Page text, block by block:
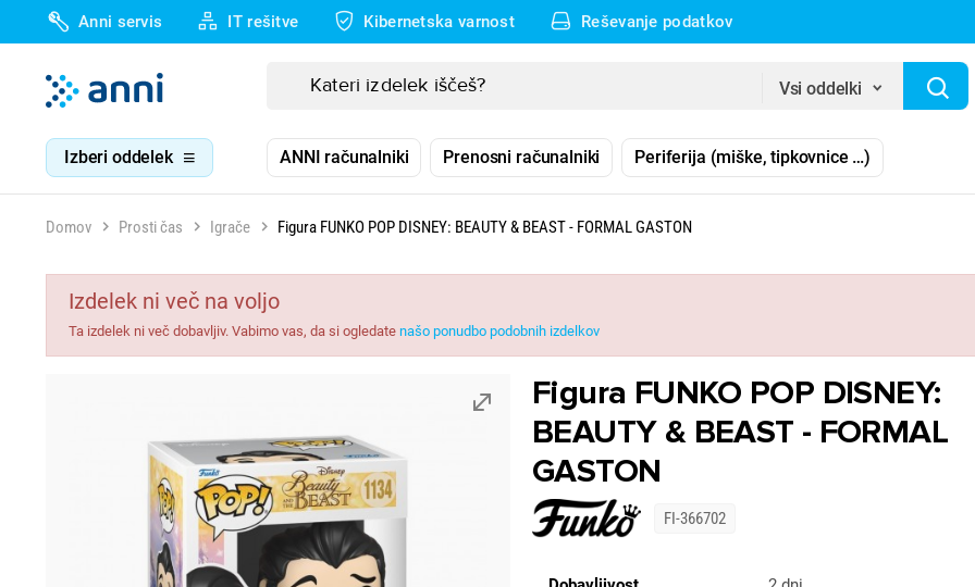
Anni servis IT rešitve Kibernetska varnost Reševanje podatkov
Vsi oddelki
Izberi oddelek ANNI računalniki Prenosni računalniki Periferija (miške, tipkovnice …)
Domov Prosti čas Igrače Figura FUNKO POP DISNEY: BEAUTY & BEAST - FORMAL GASTON
Izdelek ni več na voljo
Ta izdelek ni več dobavljiv. Vabimo vas, da si ogledate našo ponudbo podobnih izdelkov
Figura FUNKO POP DISNEY:
BEAUTY & BEAST - FORMAL
GASTON
FI-366702